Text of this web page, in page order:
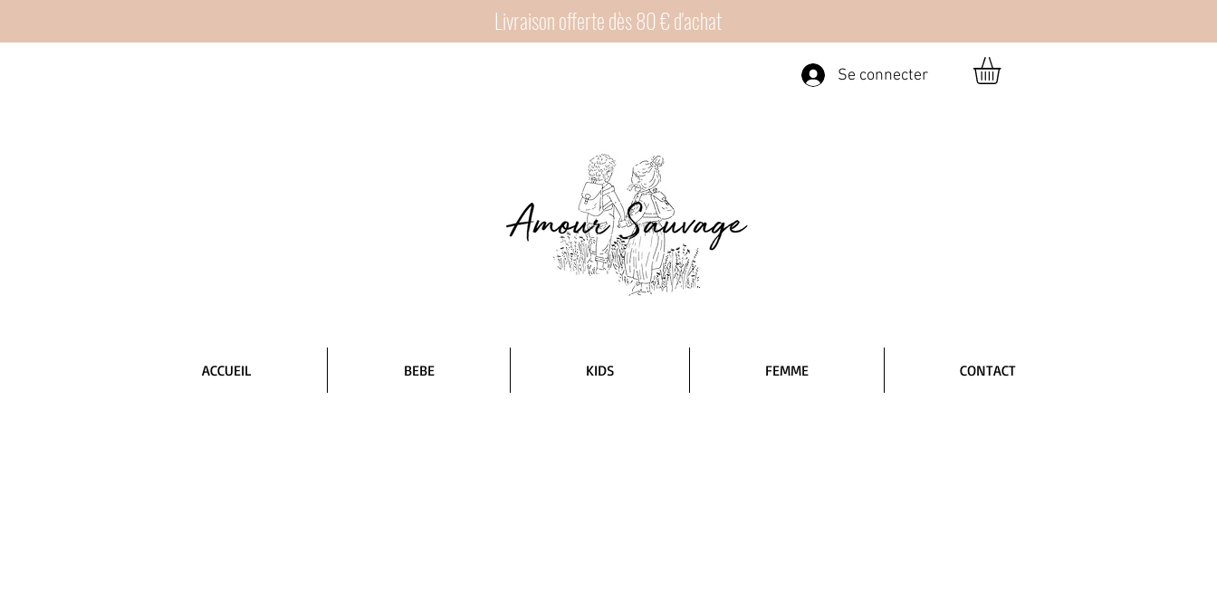
Se connecter
Livraison offerte dès 80 € d'achat
ACCUEIL BEBE KIDS FEMME CONTACT